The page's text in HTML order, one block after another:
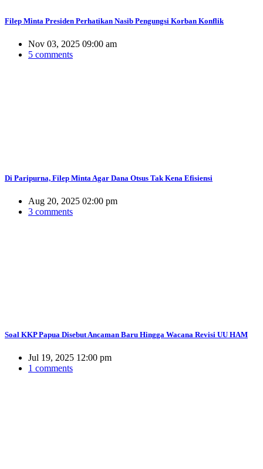
Filep Minta Presiden Perhatikan Nasib Pengungsi Korban Konflik
Nov 03, 2025 09:00 am
5 comments
Di Paripurna, Filep Minta Agar Dana Otsus Tak Kena Efisiensi
Aug 20, 2025 02:00 pm
3 comments
Soal KKP Papua Disebut Ancaman Baru Hingga Wacana Revisi UU HAM
Jul 19, 2025 12:00 pm
1 comments